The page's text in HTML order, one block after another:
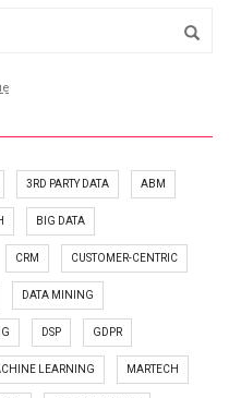
3RD PARTY DATA ABM
BIG DATA
CRM CUSTOMER-CENTRIC
DATA MINING
DSP GDPR
LEARNING MARTECH